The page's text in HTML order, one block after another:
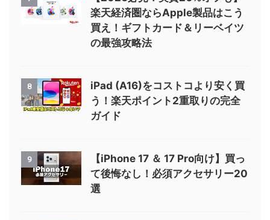
える最強コスパモデル
軽くて強くて頼れる！モンベル
60」が新登場【折りたたみじゃな
い？】
楽天経済圏ならApple製品はこう
買え！ギフトカード＆リーベイツ
の最強攻略法